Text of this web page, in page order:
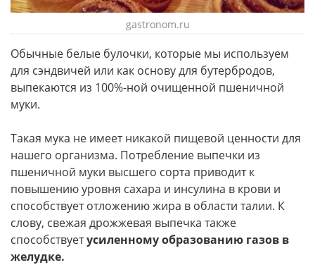
gastronom.ru
Обычные белые булочки, которые мы используем
для сэндвичей или как основу для бутербродов,
выпекаются из 100%-ной очищенной пшеничной
муки.
Такая мука не имеет никакой пищевой ценности для
нашего организма. Потребление выпечки из
пшеничной муки высшего сорта приводит к
повышению уровня сахара и инсулина в крови и
способствует отложению жира в области талии. К
слову, свежая дрожжевая выпечка также
способствуетусиленному образованию газов в
желудке.